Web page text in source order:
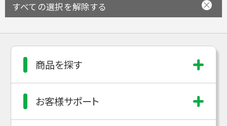
すべての選択を解除する
商品を探す
お客様サポート